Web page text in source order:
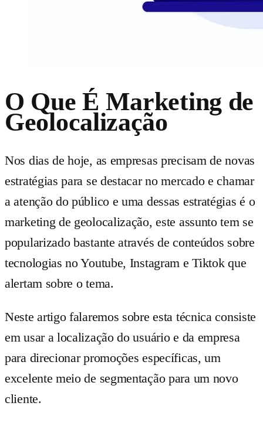
O Que É Marketing de
Geolocalização
Nos dias de hoje, as empresas precisam de novas
estratégias para se destacar no mercado e chamar
a atenção do público e uma dessas estratégias é o
marketing de geolocalização, este assunto tem se
popularizado bastante através de conteúdos sobre
tecnologias no Youtube, Instagram e Tiktok que
alertam sobre o tema.
Neste artigo falaremos sobre esta técnica consiste
em usar a localização do usuário e da empresa
para direcionar promoções específicas, um
excelente meio de segmentação para um novo
cliente.